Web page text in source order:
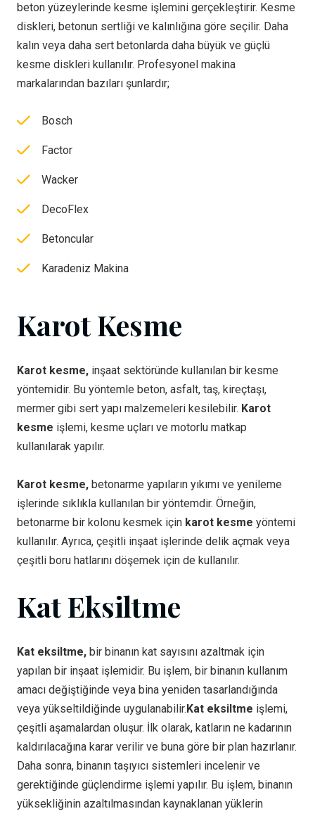
beton yüzeylerinde kesme işlemini gerçekleştirir. Kesme
diskleri, betonun sertliği ve kalınlığına göre seçilir. Daha
kalın veya daha sert betonlarda daha büyük ve güçlü
kesme diskleri kullanılır. Profesyonel makina
markalarından bazıları şunlardır;
Bosch
Factor
Wacker
DecoFlex
Betoncular
Karadeniz Makina
Karot Kesme
Karot kesme, inşaat sektöründe kullanılan bir kesme
yöntemidir. Bu yöntemle beton, asfalt, taş, kireçtaşı,
mermer gibi sert yapı malzemeleri kesilebilir. Karot
kesme işlemi, kesme uçları ve motorlu matkap
kullanılarak yapılır.
Karot kesme, betonarme yapıların yıkımı ve yenileme
işlerinde sıklıkla kullanılan bir yöntemdir. Örneğin,
betonarme bir kolonu kesmek için karot kesme yöntemi
kullanılır. Ayrıca, çeşitli inşaat işlerinde delik açmak veya
çeşitli boru hatlarını döşemek için de kullanılır.
Kat Eksiltme
Kat eksiltme, bir binanın kat sayısını azaltmak için
yapılan bir inşaat işlemidir. Bu işlem, bir binanın kullanım
amacı değiştiğinde veya bina yeniden tasarlandığında
veya yükseltildiğinde uygulanabilir.Kat eksiltme işlemi,
çeşitli aşamalardan oluşur. İlk olarak, katların ne kadarının
kaldırılacağına karar verilir ve buna göre bir plan hazırlanır.
Daha sonra, binanın taşıyıcı sistemleri incelenir ve
gerektiğinde güçlendirme işlemi yapılır. Bu işlem, binanın
yüksekliğinin azaltılmasından kaynaklanan yüklerin